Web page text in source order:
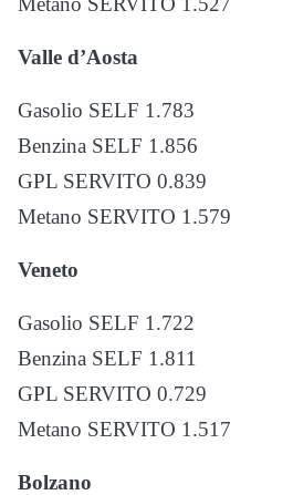
Valle d’Aosta
Gasolio SELF 1.783
Benzina SELF 1.856
GPL SERVITO 0.839
Metano SERVITO 1.579
Veneto
Gasolio SELF 1.722
Benzina SELF 1.811
GPL SERVITO 0.729
Metano SERVITO 1.517
Bolzano